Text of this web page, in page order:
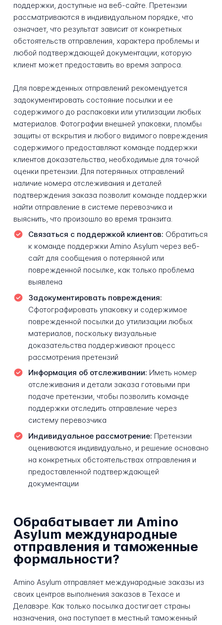
поддержки, доступные на веб-сайте. Претензии
рассматриваются в индивидуальном порядке, что
означает, что результат зависит от конкретных
обстоятельств отправления, характера проблемы и
любой подтверждающей документации, которую
клиент может предоставить во время запроса.
Для поврежденных отправлений рекомендуется
задокументировать состояние посылки и ее
содержимого до распаковки или утилизации любых
материалов. Фотографии внешней упаковки, пломбы
защиты от вскрытия и любого видимого повреждения
содержимого предоставляют команде поддержки
клиентов доказательства, необходимые для точной
оценки претензии. Для потерянных отправлений
наличие номера отслеживания и деталей
подтверждения заказа позволит команде поддержки
найти отправление в системе перевозчика и
выяснить, что произошло во время транзита.
Связаться с поддержкой клиентов: Обратиться
к команде поддержки Amino Asylum через веб-
сайт для сообщения о потерянной или
поврежденной посылке, как только проблема
выявлена
Задокументировать повреждения:
Сфотографировать упаковку и содержимое
поврежденной посылки до утилизации любых
материалов, поскольку визуальные
доказательства поддерживают процесс
рассмотрения претензий
Информация об отслеживании: Иметь номер
отслеживания и детали заказа готовыми при
подаче претензии, чтобы позволить команде
поддержки отследить отправление через
систему перевозчика
Индивидуальное рассмотрение: Претензии
оцениваются индивидуально, и решение основано
на конкретных обстоятельствах отправления и
предоставленной подтверждающей
документации
Обрабатывает ли Amino
Asylum международные
отправления и таможенные
формальности?
Amino Asylum отправляет международные заказы из
своих центров выполнения заказов в Техасе и
Делавэре. Как только посылка достигает страны
назначения, она поступает в местный таможенный